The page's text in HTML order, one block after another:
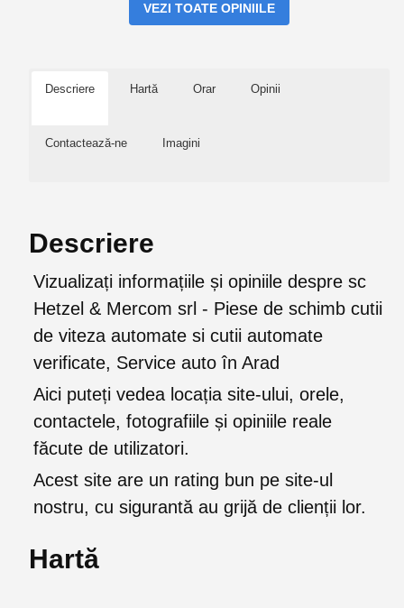
VEZI TOATE OPINIILE
Descriere Hartă Orar Opinii
Contactează-ne Imagini
Descriere
Vizualizați informațiile și opiniile despre sc
Hetzel & Mercom srl - Piese de schimb cutii
de viteza automate si cutii automate
verificate, Service auto în Arad
Aici puteți vedea locația site-ului, orele,
contactele, fotografiile și opiniile reale
făcute de utilizatori.
Acest site are un rating bun pe site-ul
nostru, cu sigurantă au grijă de clienții lor.
Hartă